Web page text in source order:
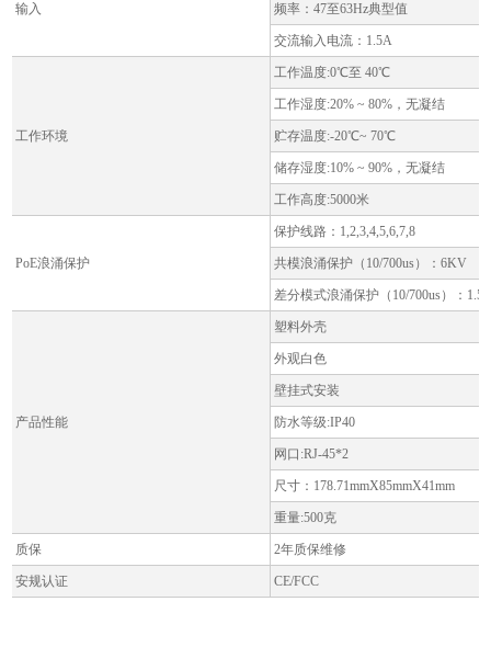
输入 频率：47至63Hz典型值
交流输入电流：1.5A
工作环境
工作温度:0℃至 40℃
工作湿度:20% ~ 80%，无凝结
贮存温度:-20℃~ 70℃
储存湿度:10% ~ 90%，无凝结
工作高度:5000米
PoE浪涌保护
保护线路：1,2,3,4,5,6,7,8
共模浪涌保护（10/700us）：6KV
差分模式浪涌保护（10/700us）：
产品性能
塑料外壳
外观白色
壁挂式安装
防水等级:IP40
网口:RJ-45*2
尺寸：178.71mmX85mmX41mm
重量:500克
质保 2年质保维修
安规认证 CE/FCC